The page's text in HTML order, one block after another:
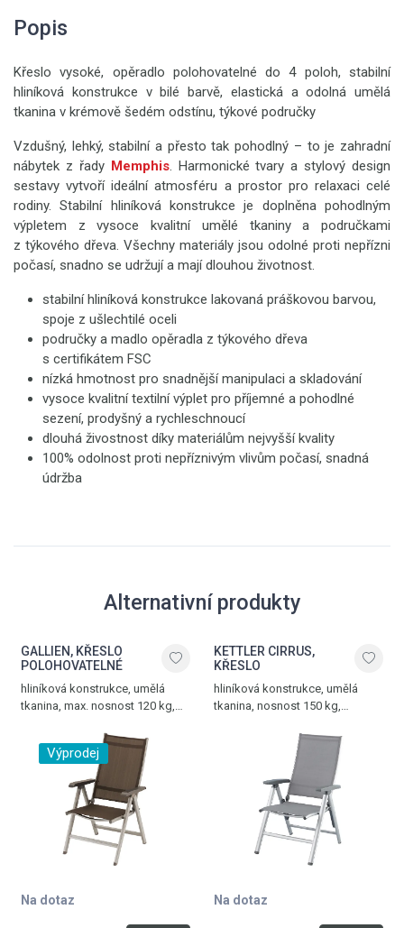
Popis
Křeslo vysoké, opěradlo polohovatelné do 4 poloh, stabilní
hliníková konstrukce v bilé barvě, elastická a odolná umělá
tkanina v krémově šedém odstínu, týkové područky
Vzdušný, lehký, stabilní a přesto tak pohodlný – to je zahradní
nábytek z řady Memphis. Harmonické tvary a stylový design
sestavy vytvoří ideální atmosféru a prostor pro relaxaci celé
rodiny. Stabilní hliníková konstrukce je doplněna pohodlným
výpletem z vysoce kvalitní umělé tkaniny a područkami
z týkového dřeva. Všechny materiály jsou odolné proti nepřízni
počasí, snadno se udržují a mají dlouhou životnost.
stabilní hliníková konstrukce lakovaná práškovou barvou,
spoje z ušlechtilé oceli
područky a madlo opěradla z týkového dřeva
s certifikátem FSC
nízká hmotnost pro snadnější manipulaci a skladování
vysoce kvalitní textilní výplet pro příjemné a pohodlné
sezení, prodyšný a rychleschnoucí
dlouhá živostnost díky materiálům nejvyšší kvality
100% odolnost proti nepříznivým vlivům počasí, snadná
údržba
Alternativní produkty
GALLIEN, KŘESLO
POLOHOVATELNÉ
hliníková konstrukce, umělá
tkanina, max. nosnost 120 kg,
mocca
Výprodej
Na dotaz
KETTLER CIRRUS,
KŘESLO
hliníková konstrukce, umělá
tkanina, nosnost 150 kg,
antracitově šedá
Na dotaz